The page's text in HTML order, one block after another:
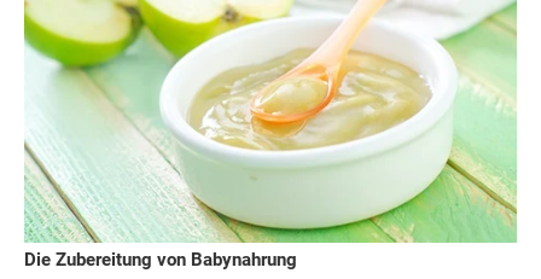
Die Zubereitung von Babynahrung